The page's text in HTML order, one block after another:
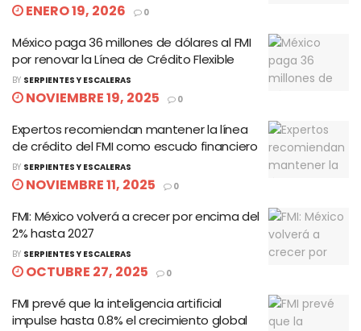
ENERO 19, 2026 0
México paga 36 millones de dólares al FMI
por renovar la Línea de Crédito Flexible
BY SERPIENTES Y ESCALERAS
NOVIEMBRE 19, 2025 0
Expertos recomiendan mantener la línea
de crédito del FMI como escudo financiero
BY SERPIENTES Y ESCALERAS
NOVIEMBRE 11, 2025 0
FMI: México volverá a crecer por encima del
2% hasta 2027
BY SERPIENTES Y ESCALERAS
OCTUBRE 27, 2025 0
FMI prevé que la inteligencia artificial
impulse hasta 0.8% el crecimiento global